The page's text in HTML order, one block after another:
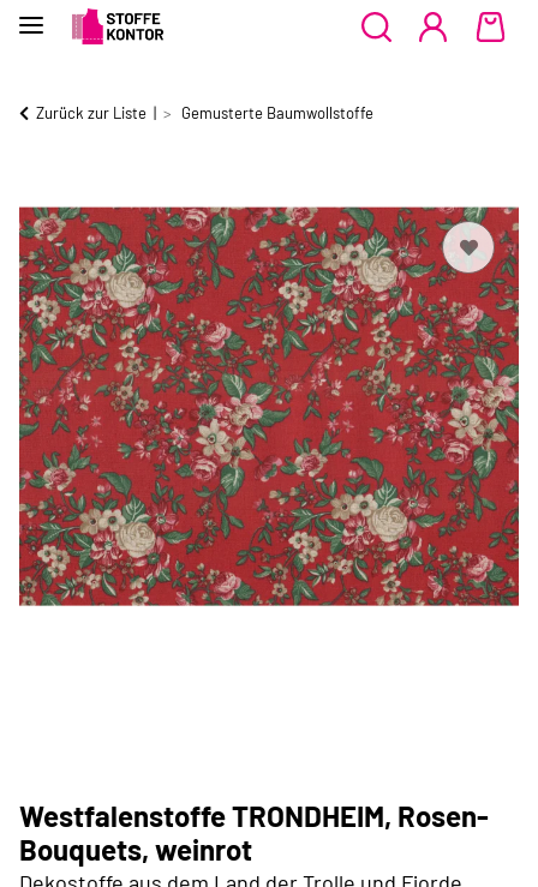
Zurück zur Liste Gemusterte Baumwollstoffe
Westfalenstoffe TRONDHEIM, Rosen-
Bouquets, weinrot